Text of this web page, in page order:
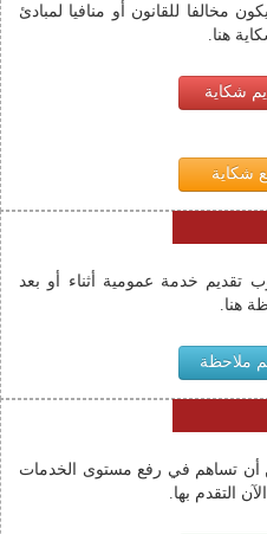
مخالفا للقانون أو منافيا لمبادئ
هنا.
شكاية
شكاية
هنا.
ملاحظة
التقدم بها.